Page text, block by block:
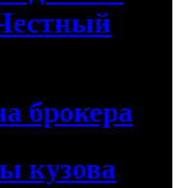
брокера
кузова